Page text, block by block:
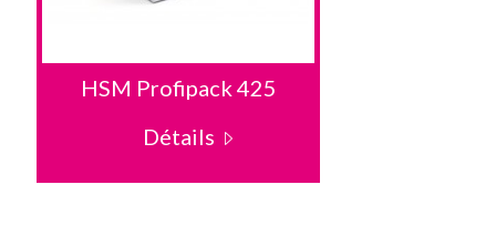
HSM Profipack 425
Détails